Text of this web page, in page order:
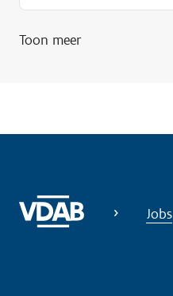
Toon meer
Jobs